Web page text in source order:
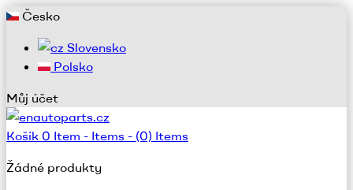
Česko
Slovensko
Polsko
Můj účet
Košík 0 Item - Items - (0) Items
Žádné produkty